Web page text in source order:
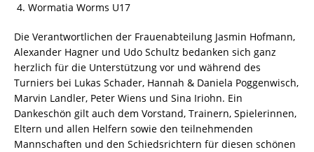
Wormatia Worms U17
Die Verantwortlichen der Frauenabteilung Jasmin Hofmann,
Alexander Hagner und Udo Schultz bedanken sich ganz
herzlich für die Unterstützung vor und während des
Turniers bei Lukas Schader, Hannah & Daniela Poggenwisch,
Marvin Landler, Peter Wiens und Sina Iriohn. Ein
Dankeschön gilt auch dem Vorstand, Trainern, Spielerinnen,
Eltern und allen Helfern sowie den teilnehmenden
Mannschaften und den Schiedsrichtern für diesen schönen